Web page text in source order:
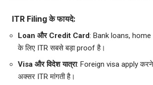
ITR Filing के फायदे:
Loan और Credit Card: Bank loans, home
के लिए ITR सबसे बड़ा proof है।
Visa और विदेश यात्रा: Foreign visa apply
अक्सर ITR मांगती है।